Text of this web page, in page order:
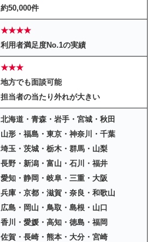
約50,000件
★★★★
利用者満足度No.1の実績
★★★
地方でも面談可能
担当者の当たり外れが大きい
北海道・青森・岩手・宮城・秋田
山形・福島・東京・神奈川・千葉
埼玉・茨城・栃木・群馬・山梨
長野・新潟・富山・石川・福井
愛知・静岡・岐阜・三重・大阪
兵庫・京都・滋賀・奈良・和歌山
広島・岡山・鳥取・島根・山口
香川・愛媛・高知・徳島・福岡
佐賀・長崎・熊本・大分・宮崎